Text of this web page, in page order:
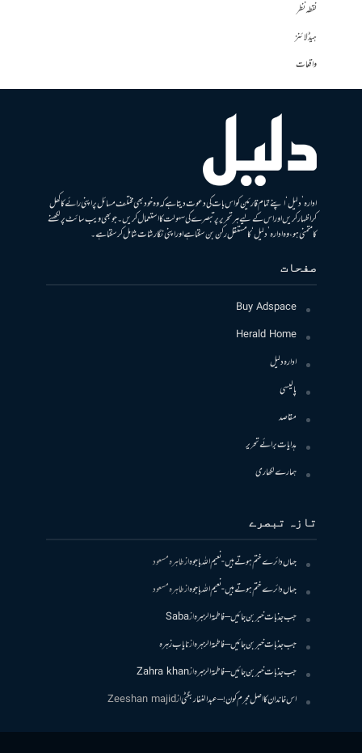
نقطہ نظر
ہیڈلائنز
واقعات
ادارہ ’دلیل‘ اپنے تمام قارئین کو اس بات کی دعوت دیتا ہے کہ وہ خود بھی مختلف مسائل پر اپنی رائے کا کھل
کر اظہار کریں اور اس کے لیے ہر تحریر پر تبصرے کی سہولت کا استعمال کریں۔ جو بھی ویب سائٹ پر لکھنے
کا متمنی ہو، وہ ادارہ ’دلیل‘ کا مستقل رکن بن سکتا ہے اور اپنی نگارشات شامل کرسکتا ہے۔
صفحات
Buy Adspace
Herald Home
ادارہ دلیل
پالیسی
مقاصد
ہدایات برائے تحریر
ہمارے لکھاری
تازہ تبصرے
جہاں دائرے ختم ہوتے ہیں- نعیم اللہ باجوہازطاہرہ مسعود
جہاں دائرے ختم ہوتے ہیں- نعیم اللہ باجوہازطاہرہ مسعود
جب جذبات خبر بن جائیں – فاطمۃالزہرہازSaba
جب جذبات خبر بن جائیں – فاطمۃالزہرہازنایاب زہرہ
جب جذبات خبر بن جائیں – فاطمۃالزہرہازZahra khan
اس خاندان کا اصل مجرم کون! – عبدالغفار بگٹیازZeeshan majid